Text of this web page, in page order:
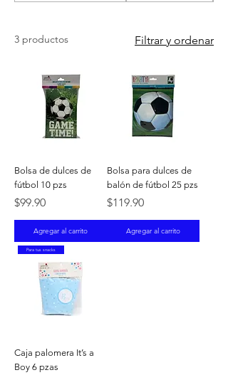
3 productos Filtrar y ordenar
Bolsa de dulces de
fútbol 10 pzs
Precio
$99.90
Agregar al carrito
Bolsa para dulces de
balón de fútbol 25 pzs
Precio
$119.90
Agregar al carrito
Para tus snacks
Caja palomera It’s a
Boy 6 pzas